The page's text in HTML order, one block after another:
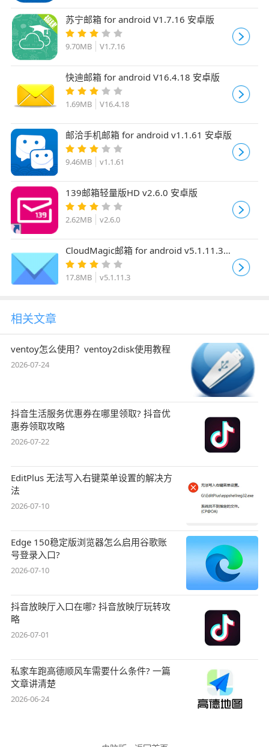
苏宁邮箱 for android V1.7.16 安卓版
9.70MB V1.7.16
快迪邮箱 for android V16.4.18 安卓版
1.69MB V16.4.18
邮洽手机邮箱 for android v1.1.61 安卓版
9.46MB v1.1.61
139邮箱轻量版HD v2.6.0 安卓版
2.62MB v2.6.0
CloudMagic邮箱 for android v5.1.11.3
安卓版
17.8MB v5.1.11.3
相关文章
ventoy怎么使用？ventoy2disk使用教程
2026-07-24
抖音生活服务优惠券在哪里领取? 抖音优
惠券领取攻略
2026-07-22
EditPlus 无法写入右键菜单设置的解决方
法
2026-07-10
Edge 150稳定版浏览器怎么启用谷歌账
号登录入口?
2026-07-10
抖音放映厅入口在哪? 抖音放映厅玩转攻
略
2026-07-01
私家车跑高德顺风车需要什么条件? 一篇
文章讲清楚
2026-06-24